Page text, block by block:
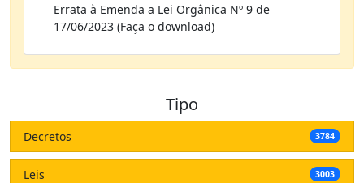
Errata à Emenda a Lei Orgânica Nº 9 de
17/06/2023 (Faça o download)
Tipo
Decretos 3784
Leis 3003